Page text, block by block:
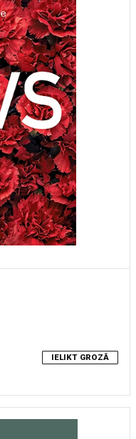
IELIKT GROZĀ